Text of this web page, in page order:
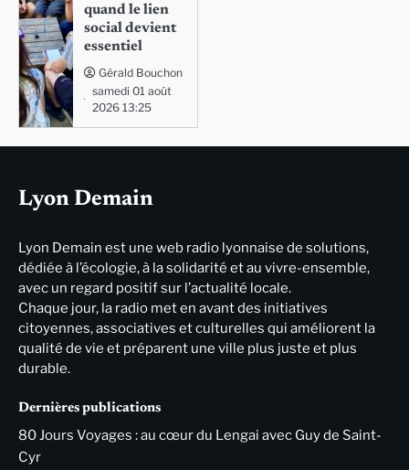
quand le lien
social devient
essentiel
Gérald Bouchon
samedi 01 août
2026 13:25
Lyon Demain
Lyon Demain est une web radio lyonnaise de solutions,
dédiée à l’écologie, à la solidarité et au vivre-ensemble,
avec un regard positif sur l’actualité locale.
Chaque jour, la radio met en avant des initiatives
citoyennes, associatives et culturelles qui améliorent la
qualité de vie et préparent une ville plus juste et plus
durable.
Dernières publications
80 Jours Voyages : au cœur du Lengai avec Guy de Saint-
Cyr